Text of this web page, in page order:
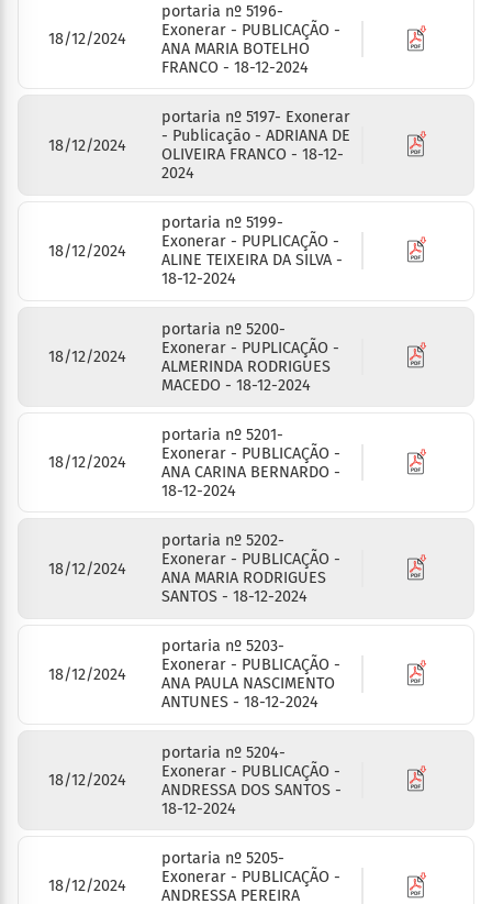
18/12/2024
portaria nº 5196-
Exonerar - PUBLICAÇÃO -
ANA MARIA BOTELHO
FRANCO - 18-12-2024
18/12/2024
portaria nº 5197- Exonerar
- Publicação - ADRIANA DE
OLIVEIRA FRANCO - 18-12-
2024
18/12/2024
portaria nº 5199-
Exonerar - PUPLICAÇÃO -
ALINE TEIXEIRA DA SILVA -
18-12-2024
18/12/2024
portaria nº 5200-
Exonerar - PUPLICAÇÃO -
ALMERINDA RODRIGUES
MACEDO - 18-12-2024
18/12/2024
portaria nº 5201-
Exonerar - PUBLICAÇÃO -
ANA CARINA BERNARDO -
18-12-2024
18/12/2024
portaria nº 5202-
Exonerar - PUBLICAÇÃO -
ANA MARIA RODRIGUES
SANTOS - 18-12-2024
18/12/2024
portaria nº 5203-
Exonerar - PUBLICAÇÃO -
ANA PAULA NASCIMENTO
ANTUNES - 18-12-2024
18/12/2024
portaria nº 5204-
Exonerar - PUBLICAÇÃO -
ANDRESSA DOS SANTOS -
18-12-2024
18/12/2024
portaria nº 5205-
Exonerar - PUBLICAÇÃO -
ANDRESSA PEREIRA